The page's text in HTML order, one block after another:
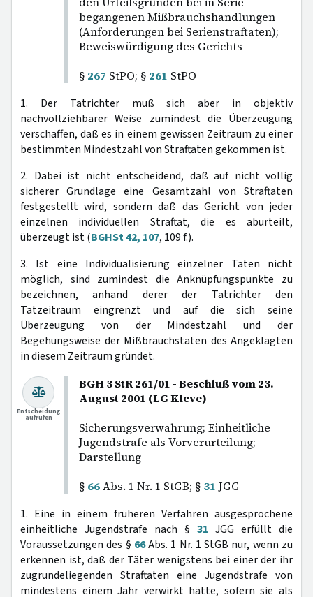
begangenen Mißbrauchshandlungen
(Anforderungen bei Serienstraftaten);
Beweiswürdigung des Gerichts
§ 267 StPO; § 261 StPO
1. Der Tatrichter muß sich aber in objektiv
nachvollziehbarer Weise zumindest die Überzeugung
verschaffen, daß es in einem gewissen Zeitraum zu einer
bestimmten Mindestzahl von Straftaten gekommen ist.
2. Dabei ist nicht entscheidend, daß auf nicht völlig
sicherer Grundlage eine Gesamtzahl von Straftaten
festgestellt wird, sondern daß das Gericht von jeder
einzelnen individuellen Straftat, die es aburteilt,
überzeugt ist (BGHSt 42, 107, 109 f.).
3. Ist eine Individualisierung einzelner Taten nicht
möglich, sind zumindest die Anknüpfungspunkte zu
bezeichnen, anhand derer der Tatrichter den
Tatzeitraum eingrenzt und auf die sich seine
Überzeugung von der Mindestzahl und der
Begehungsweise der Mißbrauchstaten des Angeklagten
in diesem Zeitraum gründet.
BGH 3 StR 261/01 - Beschluß vom 23.
August 2001 (LG Kleve)
Sicherungsverwahrung; Einheitliche
Jugendstrafe als Vorverurteilung;
Darstellung
§ 66Abs. 1 Nr. 1 StGB; § 31 JGG
Entscheidung
aufrufen
1. Eine in einem früheren Verfahren ausgesprochene
einheitliche Jugendstrafe nach § 31 JGG erfüllt die
Voraussetzungen des § 66Abs. 1 Nr. 1 StGB nur, wenn zu
erkennen ist, daß der Täter wenigstens bei einer der ihr
zugrundeliegenden Straftaten eine Jugendstrafe von
mindestens einem Jahr verwirkt hätte, sofern sie als